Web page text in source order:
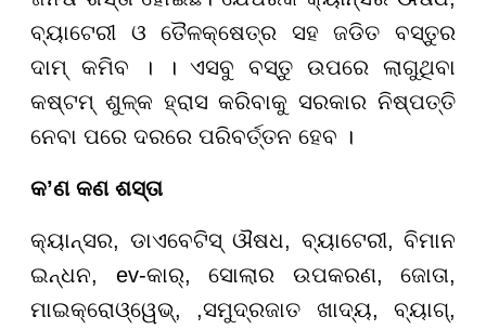
ବ୍ୟାଟେରୀ ଓ ତୈଳକ୍ଷେତ୍ର ସହ ଜଡିତ ବସ୍ତୁର
ଦାମ୍ କମିବ । । ଏସବୁ ବସ୍ତୁ ଉପରେ ଲାଗୁଥିବା
କଷ୍ଟମ୍ ଶୁଳ୍କ ହ୍ରାସ କରିବାକୁ ସରକାର ନିଷ୍ପତ୍ତି
ନେବା ପରେ ଦରରେ ପରିବର୍ତ୍ତନ ହେବ ।
କ’ଣ କଣ ଶସ୍ତା
କ୍ୟାନ୍ସର, ଡାଏବେଟିସ୍ ଔଷଧ, ବ୍ୟାଟେରୀ, ବିମାନ
ଇନ୍ଧନ, ev-କାର୍, ସୋଲାର ଉପକରଣ, ଜୋତା,
ମାଇକ୍ରୋଓ୍ୱେଭ୍, ,ସମୁଦ୍ରଜାତ ଖାଦ୍ୟ, ବ୍ୟାଗ୍,